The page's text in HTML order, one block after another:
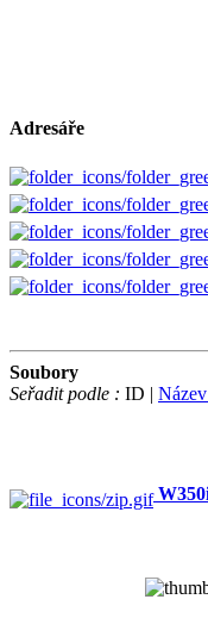
Adresáře
Soubory
Seřadit podle : ID |